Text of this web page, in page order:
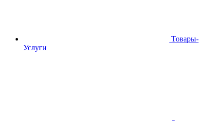
Товары-
Услуги